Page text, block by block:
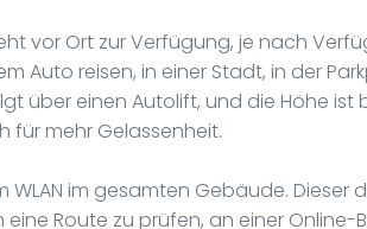
vor Ort zur Verfügung, je nach
Auto reisen, in einer Stadt, in der
über einen Autolift, und die Höhe ist
für mehr Gelassenheit.
im gesamten Gebäude. Dieser
Route zu prüfen, an einer Online-